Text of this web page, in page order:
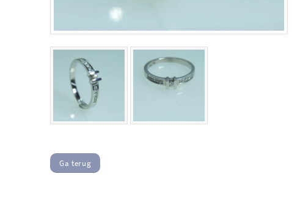
Ga terug